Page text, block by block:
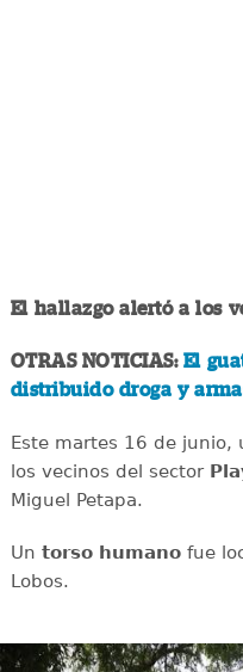
El hallazgo alertó a los
OTRAS NOTICIAS: El
distribuido droga y
Este martes 16 de junio,
los vecinos del sector
Miguel Petapa.
Un torso humanofue
Lobos.